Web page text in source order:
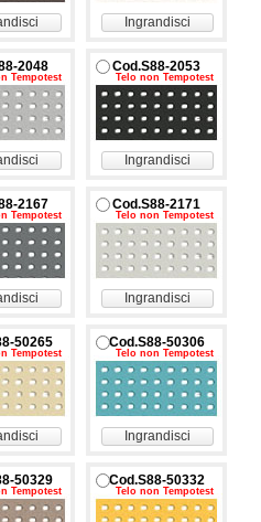
Ingrandisci
2048
Tempotest
Cod.S88-2053
Telo non Tempotest
Ingrandisci
2167
Tempotest
Cod.S88-2171
Telo non Tempotest
Ingrandisci
50265
Tempotest
Cod.S88-50306
Telo non Tempotest
Ingrandisci
50329
Tempotest
Cod.S88-50332
Telo non Tempotest